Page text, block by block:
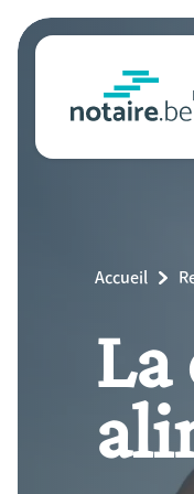
Aller
au
principal
Accueil